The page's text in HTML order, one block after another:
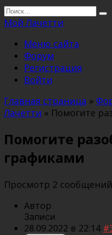
Перейти
к
Search
for:
Мой Лачетти
Меню сайта
Форум
Регистрация
Войти
Главная страница »
Лачетти » Помогите
Помогите
графиками
Просмотр 2 сообщений
Автор
Записи
28.09.2022 в 22:14